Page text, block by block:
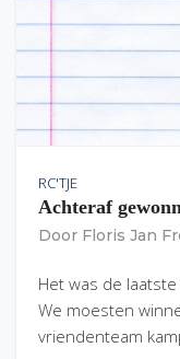
RC'TJE
Achteraf
Door Floris Jan
Het was de
We moesten
vriendenteam